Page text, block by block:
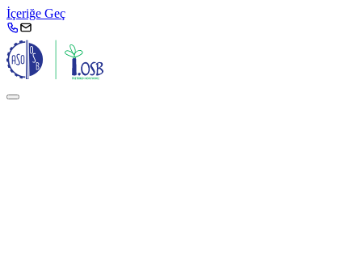
İçeriğe Geç